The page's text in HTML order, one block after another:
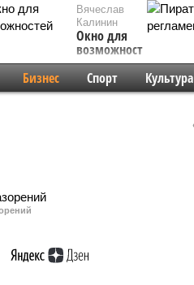
Вячеслав
Калинин
Окно для
возможностей
Бизнес Спорт Культура